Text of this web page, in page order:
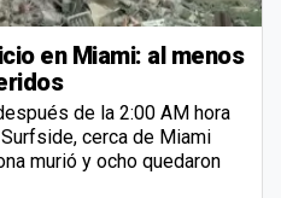
en Miami: al menos
de la 2:00 AM hora
cerca de Miami
murió y ocho quedaron